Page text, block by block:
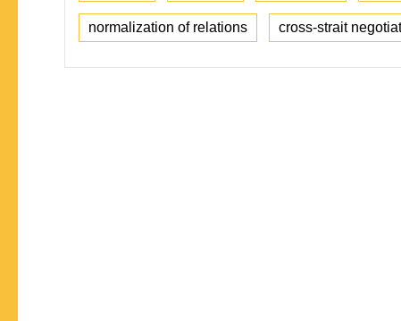
normalization of relations cross-strait